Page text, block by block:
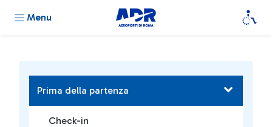
Menu
Prima della partenza
Check-in